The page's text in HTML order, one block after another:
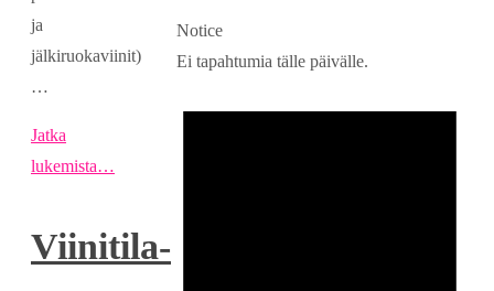
ja
jälkiruokaviinit)
…
Jatka
lukemista…
Viinitila-
Notice
Ei tapahtumia tälle päivälle.